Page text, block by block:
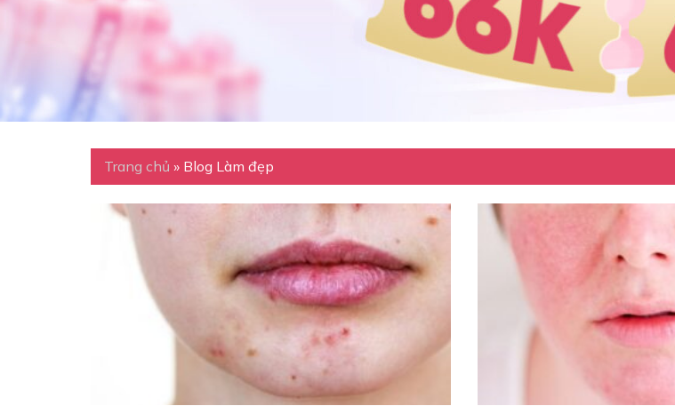
Trang chủ » Blog Làm đẹp